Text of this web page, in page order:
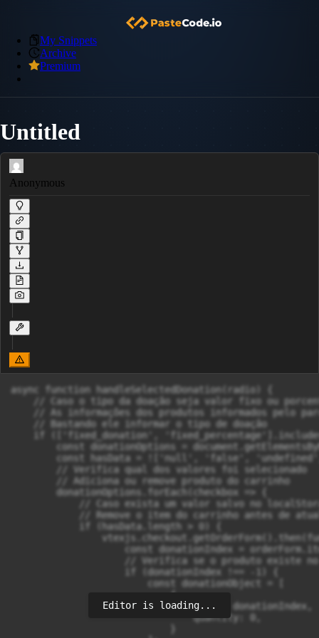
My Snippets
Archive
Premium
Untitled
Anonymous
async function handleSelectedDonation(radio) {
// Caso o tipo da doação seja valor fixo ou
// As informações dos produtos informados pelo
    // Bastando ele informar o tipo de doação
if (['fixed_donation',
const donationOptions =
const hasData = !['null', 'false',
        // Verifica qual dos valores foi selecionado
        // Adiciona ou remove produto do carrinho
        donationOptions.forEach(checkbox => {
// Caso exista um valor salvo no
// Remove o item do carrinho antes de
            if (hasData.length > 0) {
const donationIndex =
// Verifica se o produto existe
                    if (donationIndex !== -1) {
                        const donationObject = [
                            {
                                index: donationIndex,
                                quantity: 0,
Editor is loading...